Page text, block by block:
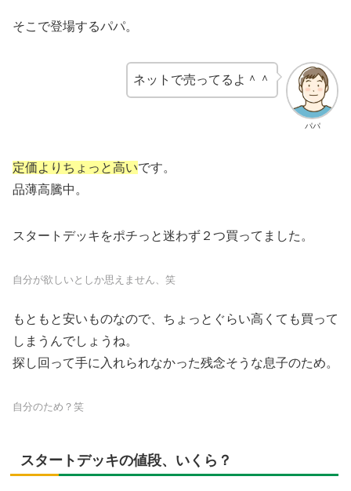
そこで登場するパパ。
パパ
ネットで売ってるよ＾＾
定価よりちょっと高いです。
品薄高騰中。
スタートデッキをポチっと迷わず２つ買ってました。
自分が欲しいとしか思えません、笑
もともと安いものなので、ちょっとぐらい高くても買って
しまうんでしょうね。
探し回って手に入れられなかった残念そうな息子のため。
自分のため？笑
スタートデッキの値段、いくら？